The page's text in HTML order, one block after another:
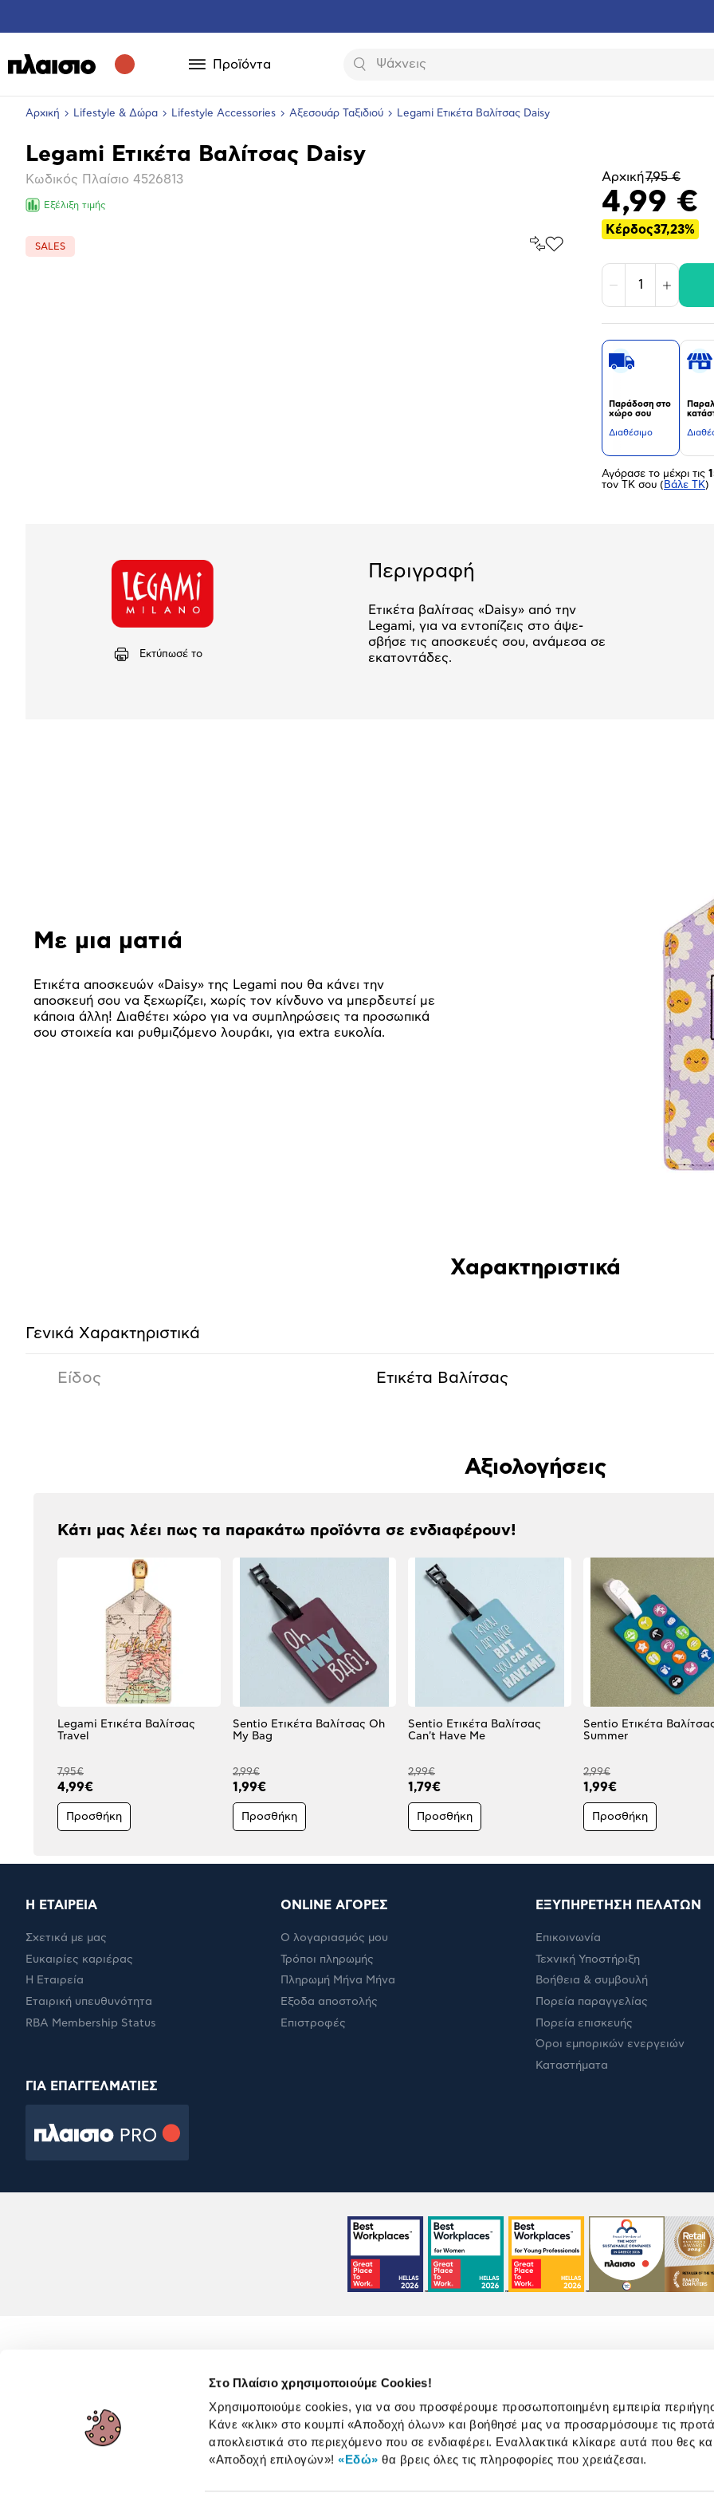
Στο Πλαίσιο χρησιμοποιούμε Cookies!
Χρησιμοποιούμε cookies, για να σου προσφέρουμε προσωποποιημένη εμπειρία
Κάνε «κλικ» στο κουμπί «Αποδοχή όλων» και βοήθησέ μας να προσαρμόσουμε τις
αποκλειστικά στο περιεχόμενο που σε ενδιαφέρει. Εναλλακτικά κλίκαρε αυτά που θες
«Αποδοχή επιλογών»!«Εδώ» θα βρεις όλες τις πληροφορίες που χρειάζεσαι.
Προϊόντα Αναζήτηση
Αρχική Lifestyle & Δώρα Lifestyle Accessories Αξεσουάρ Ταξιδιού Legami Ετικέτα Βαλίτσας Daisy
Βασικά
χαρακτηριστικά
Legami Ετικέτα Βαλίτσας Daisy
Κωδικός Πλαίσιο 4526813
Εξέλιξη τιμής
SALES
Σύγκρινέ
Προσθήκη
Αρχική7,95 €
4,99 €
Κέρδος37,23%
Μείωση Αύξηση
Παράδοση στο
χώρο σου
Διαθέσιμο
Αγόρασε το μέχρι τις
τον ΤΚ σου ( Βάλε ΤΚ)
Εκτύπωσέ το
Περιγραφή
Ετικέτα βαλίτσας «Daisy» από την
Legami, για να εντοπίζεις στο άψε-
σβήσε τις αποσκευές σου, ανάμεσα σε
εκατοντάδες.
Με μια ματιά
Ετικέτα αποσκευών «Daisy» της Legami που θα κάνει την
αποσκευή σου να ξεχωρίζει, χωρίς τον κίνδυνο να μπερδευτεί με
κάποια άλλη! Διαθέτει χώρο για να συμπληρώσεις τα προσωπικά
σου στοιχεία και ρυθμιζόμενο λουράκι, για extra ευκολία.
Χαρακτηριστικά
Γενικά Xαρακτηριστικά
Είδος Ετικέτα Βαλίτσας
Αξιολογήσεις
Κάτι μας λέει πως τα παρακάτω προϊόντα σε ενδιαφέρουν!
Legami Ετικέτα Βαλίτσας
Travel
7,95€
4,99€
Προσθήκη
Sentio Ετικέτα Βαλίτσας Oh
My Bag
2,99€
1,99€
Προσθήκη
Sentio Ετικέτα Βαλίτσας
Can't Have Me
2,99€
1,79€
Προσθήκη
Sentio Ετικέτα
Summer
2,99€
1,99€
Προσθήκη
Η ΕΤΑΙΡΕΙΑ
Σχετικά με μας
Ευκαιρίες καριέρας
Η Εταιρεία
Εταιρική υπευθυνότητα
RBA Membership Status
ONLINE ΑΓΟΡΕΣ
Ο λογαριασμός μου
Τρόποι πληρωμής
Πληρωμή Μήνα Μήνα
Έξοδα αποστολής
Επιστροφές
ΕΞΥΠΗΡΕΤΗΣΗ ΠΕΛΑΤΩΝ
Επικοινωνία
Τεχνική Υποστήριξη
Βοήθεια & συμβουλή
Πορεία παραγγελίας
Πορεία επισκευής
Όροι εμπορικών ενεργειών
Καταστήματα
ΓΙΑ ΕΠΑΓΓΕΛΜΑΤΙΕΣ
Όροι χρήσης Πολιτική Cookies Πολιτική Απορρήτου